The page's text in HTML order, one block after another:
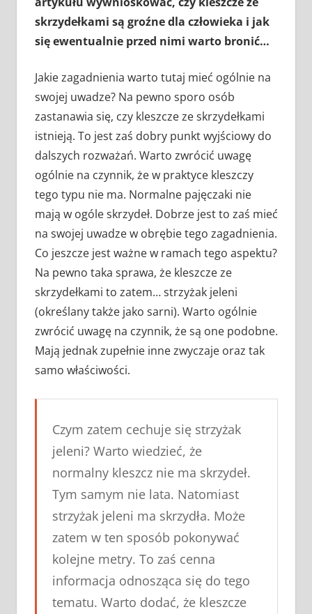
skrzydełkami są groźne dla człowieka i jak
się ewentualnie przed nimi warto bronić…
Jakie zagadnienia warto tutaj mieć ogólnie na
swojej uwadze? Na pewno sporo osób
zastanawia się, czy kleszcze ze skrzydełkami
istnieją. To jest zaś dobry punkt wyjściowy do
dalszych rozważań. Warto zwrócić uwagę
ogólnie na czynnik, że w praktyce kleszczy
tego typu nie ma. Normalne pajęczaki nie
mają w ogóle skrzydeł. Dobrze jest to zaś mieć
na swojej uwadze w obrębie tego zagadnienia.
Co jeszcze jest ważne w ramach tego aspektu?
Na pewno taka sprawa, że kleszcze ze
skrzydełkami to zatem… strzyżak jeleni
(określany także jako sarni). Warto ogólnie
zwrócić uwagę na czynnik, że są one podobne.
Mają jednak zupełnie inne zwyczaje oraz tak
samo właściwości.
Czym zatem cechuje się strzyżak
jeleni? Warto wiedzieć, że
normalny kleszcz nie ma skrzydeł.
Tym samym nie lata. Natomiast
strzyżak jeleni ma skrzydła. Może
zatem w ten sposób pokonywać
kolejne metry. To zaś cenna
informacja odnosząca się do tego
tematu. Warto dodać, że kleszcze